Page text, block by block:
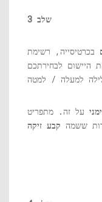
שלב 3
בכרטיסייה, רשימת
היישום לבחירתכם
על זה. מתפריט
ששמה קבע זיקה